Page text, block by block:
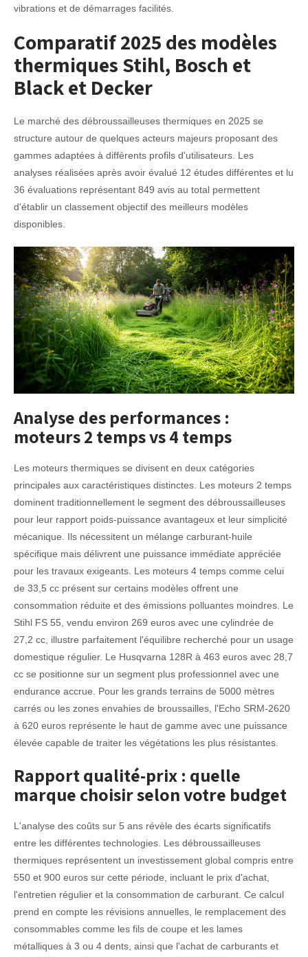
vibrations et de démarrages facilités.
Comparatif 2025 des modèles
thermiques Stihl, Bosch et
Black et Decker
Le marché des débroussailleuses thermiques en 2025 se
structure autour de quelques acteurs majeurs proposant des
gammes adaptées à différents profils d'utilisateurs. Les
analyses réalisées après avoir évalué 12 études différentes et lu
36 évaluations représentant 849 avis au total permettent
d'établir un classement objectif des meilleurs modèles
disponibles.
Analyse des performances :
moteurs 2 temps vs 4 temps
Les moteurs thermiques se divisent en deux catégories
principales aux caractéristiques distinctes. Les moteurs 2 temps
dominent traditionnellement le segment des débroussailleuses
pour leur rapport poids-puissance avantageux et leur simplicité
mécanique. Ils nécessitent un mélange carburant-huile
spécifique mais délivrent une puissance immédiate appréciée
pour les travaux exigeants. Les moteurs 4 temps comme celui
de 33,5 cc présent sur certains modèles offrent une
consommation réduite et des émissions polluantes moindres. Le
Stihl FS 55, vendu environ 269 euros avec une cylindrée de
27,2 cc, illustre parfaitement l'équilibre recherché pour un usage
domestique régulier. Le Husqvarna 128R à 463 euros avec 28,7
cc se positionne sur un segment plus professionnel avec une
endurance accrue. Pour les grands terrains de 5000 mètres
carrés ou les zones envahies de broussailles, l'Echo SRM-2620
à 620 euros représente le haut de gamme avec une puissance
élevée capable de traiter les végétations les plus résistantes.
Rapport qualité-prix : quelle
marque choisir selon votre budget
L'analyse des coûts sur 5 ans révèle des écarts significatifs
entre les différentes technologies. Les débroussailleuses
thermiques représentent un investissement global compris entre
550 et 900 euros sur cette période, incluant le prix d'achat,
l'entretien régulier et la consommation de carburant. Ce calcul
prend en compte les révisions annuelles, le remplacement des
consommables comme les fils de coupe et les lames
métalliques à 3 ou 4 dents, ainsi que l'achat de carburants et